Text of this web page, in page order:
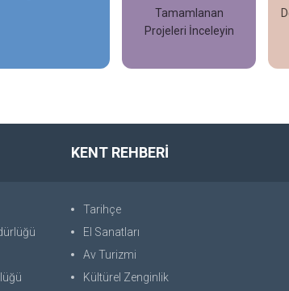
Tamamlanan
Projeleri İnceleyin
KENT REHBERİ
Tarihçe
El Sanatları
Av Turizmi
Kültürel Zenginlik